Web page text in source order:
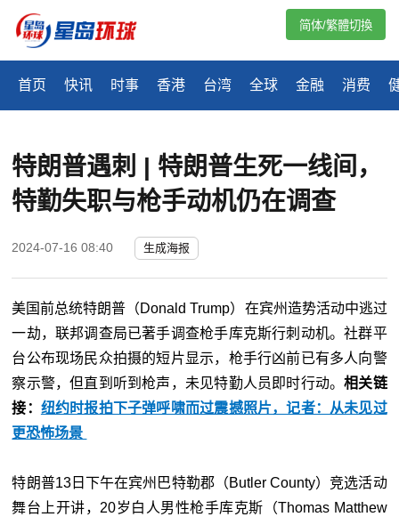
首页 快讯 时事 香港 台湾 全球 金融 消费
简体/繁體切換
特朗普遇刺 | 特朗普生死一线间，
特勤失职与枪手动机仍在调查
2024-07-16 08:40 生成海报
美国前总统特朗普（Donald Trump）在宾州造势活动中逃过
一劫，联邦调查局已著手调查枪手库克斯行刺动机。社群平
台公布现场民众拍摄的短片显示，枪手行凶前已有多人向警
察示警，但直到听到枪声，未见特勤人员即时行动。相关链
接： 纽约时报拍下子弹呼啸而过震撼照片，记者：从未见过
更恐怖场景
特朗普13日下午在宾州巴特勒郡（Butler County）竞选活动
舞台上开讲，20岁白人男性枪手库克斯（Thomas Matthew